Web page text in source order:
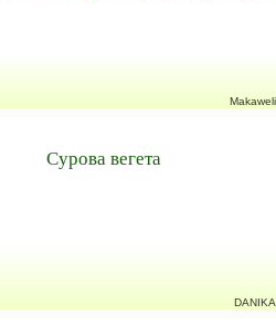
Makaweli
Сурова вегета
DANIKA